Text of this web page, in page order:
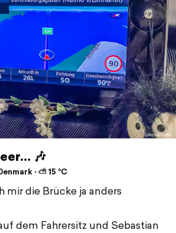
🎶
⋅ ⛅ 15 °C
mir die Brücke ja anders
dem Fahrersitz und Sebastian